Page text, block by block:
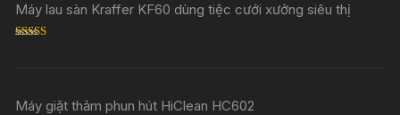
Máy lau sàn Kraffer KF60 dùng tiệc cưới xưởng siêu thị
Máy giặt thảm phun hút HiClean HC602